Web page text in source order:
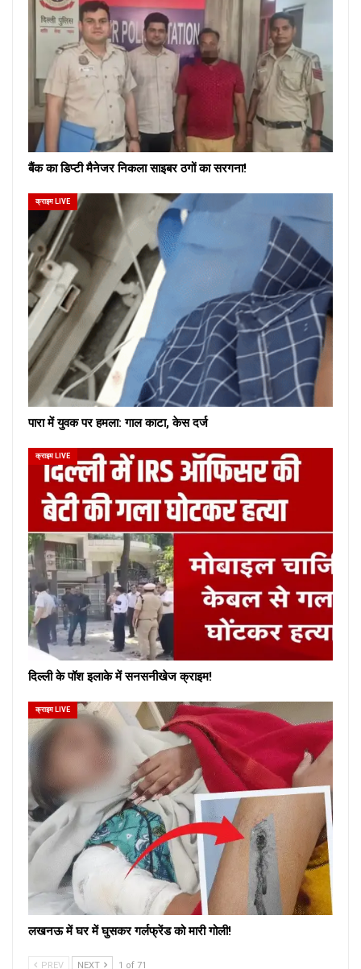
बैंक का डिप्टी मैनेजर निकला साइबर ठगों का सरगना!
क्राइम LIVE
पारा में युवक पर हमला: गाल काटा, केस दर्ज
क्राइम LIVE
दिल्ली के पॉश इलाके में सनसनीखेज क्राइम!
क्राइम LIVE
लखनऊ में घर में घुसकर गर्लफ्रेंड को मारी गोली!
PREV NEXT 1 of 71